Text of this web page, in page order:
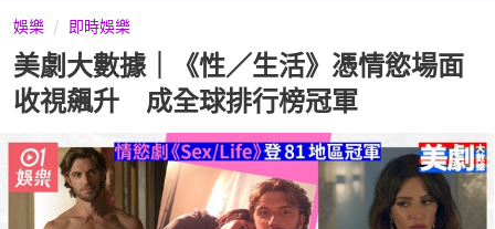
娛樂 即時娛樂
美劇大數據｜《性／生活》憑情慾場面
收視飆升 成全球排行榜冠軍